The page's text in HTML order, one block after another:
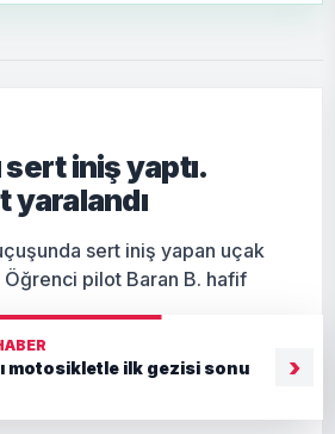
sert iniş yaptı.
yaralandı
sert iniş yapan uçak
Öğrenci pilot Baran B. hafif
motosikletle ilk gezisi sonu
›